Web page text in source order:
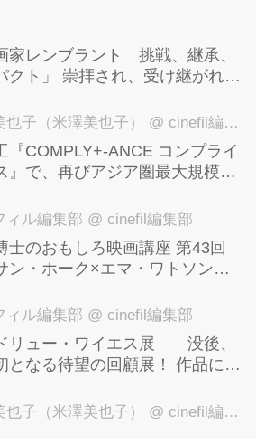
家レンブラント 挑戦、継承、
クト」 崇拝され、受け継がれ、
館にて9月23日まで開催中！
也子（米澤美也子） @ cinefil編集部
『COMPLY+-ANCE コンプライ
』で、再びアジア圏最大規模の
ナル・パノラマ部門"に正式招
ィル編集部 @ cinefil編集部
士のおもしろ映画講座 第43回
ン・ホーク×エマ・ワトソン。
衝撃のサスペンス『リグレッシ
ィル編集部 @ cinefil編集部
リュー・ワイエス展 没後、
となる待望の回顧展！ 作品に描
く 豊田市美術館にて7月18日か
也子（米澤美也子） @ cinefil編集部